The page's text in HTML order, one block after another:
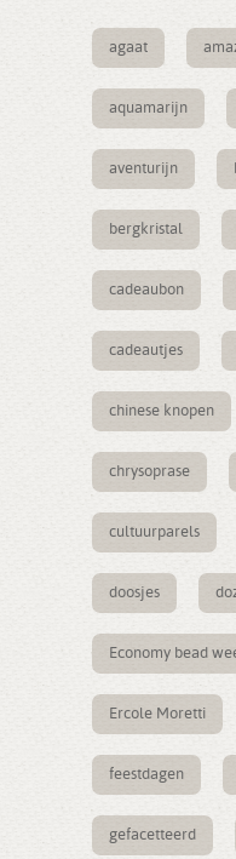
agaat
aquamarijn
aventurijn
bergkristal
cadeaubon
cadeautjes
chinese knopen
chrysoprase
cultuurparels
doosjes
Economy bead
Ercole Moretti
feestdagen
gefacetteerd